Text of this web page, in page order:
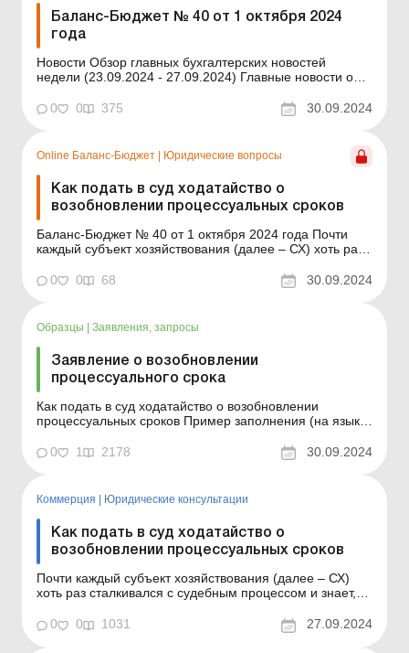
Баланс-Бюджет № 40 от 1 октября 2024
года
Новости Обзор главных бухгалтерских новостей
недели (23.09.2024 - 27.09.2024) Главные новости о
обновляется ежедневно Содержание номера Кадры и
0 0 375 30.09.2024
Online Баланс-Бюджет | Юридические вопросы
Как подать в суд ходатайство о
возобновлении процессуальных сроков
Баланс-Бюджет № 40 от 1 октября 2024 года Почти
каждый субъект хозяйствования (далее – СХ) хоть раз
важно соблюдать установленные законом
процессуальные сроки. Пропуск таких сроков может
оставлен...
0 0 68 30.09.2024
Образцы Заявления, запросы
Заявление о возобновлении
процессуального срока
Как подать в суд ходатайство о возобновлении
процессуальных сроков Пример заполнения (на языке
0
1 2178 30.09.2024
Коммерция Юридические консультации
Как подать в суд ходатайство о
возобновлении процессуальных сроков
Почти каждый субъект хозяйствования (далее – СХ)
хоть раз сталкивался с судебным процессом и знает,
процессуальные сроки. Пропуск таких сроков может
привести к неприятным последствиям, таким как
0 0 1031 27.09.2024